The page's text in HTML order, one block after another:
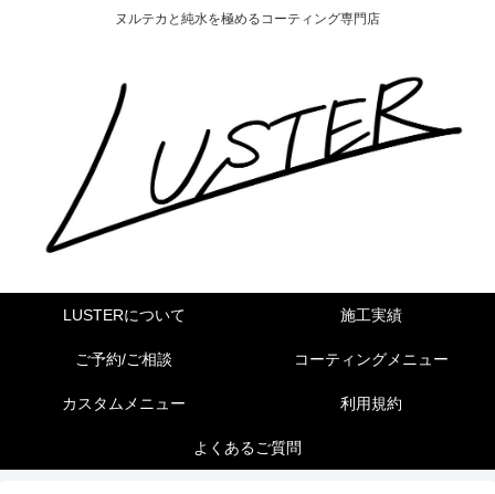
ヌルテカと純水を極めるコーティング専門店
LUSTERについて 施工実績
ご予約/ご相談 コーティングメニュー
カスタムメニュー 利用規約
よくあるご質問